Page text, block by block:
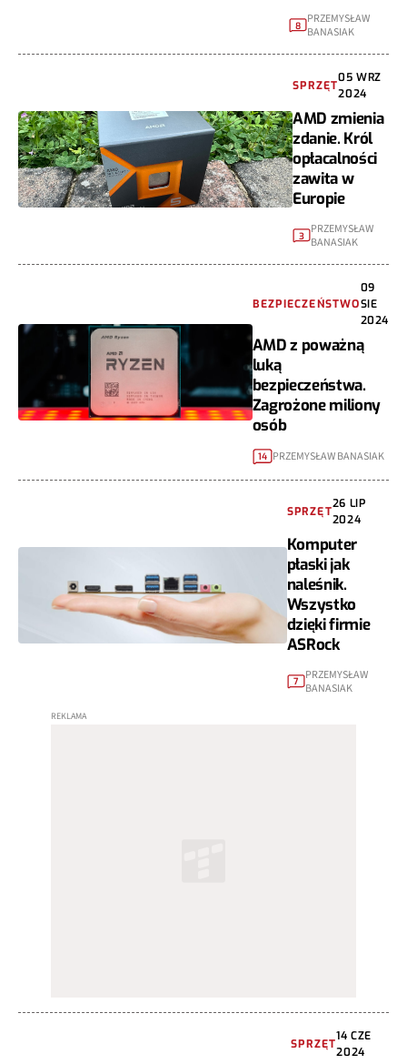
8
PRZEMYSŁAW
BANASIAK
SPRZĘT
05 WRZ
2024
AMD zmienia
zdanie. Król
opłacalności
zawita w
Europie
3
PRZEMYSŁAW
BANASIAK
BEZPIECZEŃSTWO
09
SIE
2024
AMD z poważną
luką
bezpieczeństwa.
Zagrożone miliony
osób
14 PRZEMYSŁAW BANASIAK
SPRZĘT
26 LIP
2024
Komputer
płaski jak
naleśnik.
Wszystko
dzięki firmie
ASRock
7 PRZEMYSŁAW
BANASIAK
SPRZĘT
14 CZE
2024